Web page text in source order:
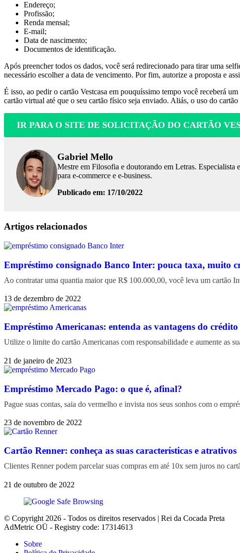
Endereço;
Profissão;
Renda mensal;
E-mail;
Data de nascimento;
Documentos de identificação.
Após preencher todos os dados, você será redirecionado para tirar uma
necessário escolher a data de vencimento. Por fim, autorize a proposta e
É isso, ao pedir o cartão Vestcasa em pouquíssimo tempo você receberá
cartão virtual até que o seu cartão físico seja enviado. Aliás, o uso do
IR PARA O SITE DE SOLICITAÇÃO DO CARTÃO
Gabriel Mello
Mestre em Filosofia e doutorando em Letras. Especialista
para e-commerce e e-business.
Publicado em: 17/10/2022
Facebook
Linkedin
WhatsApp
Telegram
Artigos relacionados
Empréstimo consignado Banco Inter: pouca taxa, muito
Ao contratar uma quantia maior que R$ 100.000,00, você leva um cartão
13 de dezembro de 2022
Empréstimo Americanas: entenda as vantagens do crédito
Utilize o limite do cartão Americanas com responsabilidade e aumente as
21 de janeiro de 2023
Empréstimo Mercado Pago: o que é, afinal?
Pague suas contas, saia do vermelho e invista nos seus sonhos com o
23 de novembro de 2022
Cartão Renner: conheça as suas características e atrativos
Clientes Renner podem parcelar suas compras em até 10x sem juros no
21 de outubro de 2022
© Copyright 2026 - Todos os direitos reservados | Rei da Cocada Preta
AdMetric OÜ - Registry code: 17314613
Sobre